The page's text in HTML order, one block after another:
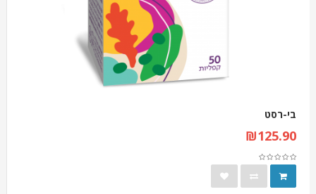
בי-רסט
₪125.90